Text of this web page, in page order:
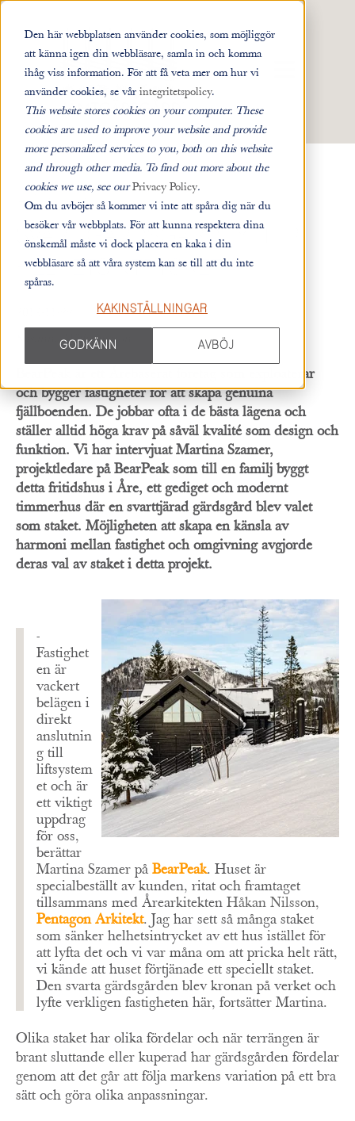
Den här webbplatsen använder cookies, som möjliggör
att känna igen din webbläsare, samla in och komma
ihåg viss information. För att få veta mer om hur vi
använder cookies, se vår integritetspolicy.
This website stores cookies on your computer. These
cookies are used to improve your website and provide
more personalized services to you, both on this website
and through other media. To find out more about the
cookies we use, see ourPrivacy Policy.
Om du avböjer så kommer vi inte att spåra dig när du
besöker vår webbplats. För att kunna respektera dina
önskemål måste vi dock placera en kaka i din
webbläsare så att våra system kan se till att du inte
spåras.
KAKINSTÄLLNINGAR
GODKÄNN AVBÖJ
Alla inlägg
SVART GÄRDSGÅRD LYFTER
HELHETSINTRYCKET
Susanne Wilhelmsson
BearPeak är ett Årebaserat företag som exploaterar
och bygger fastigheter för att skapa genuina
fjällboenden. De jobbar ofta i de bästa lägena och
ställer alltid höga krav på såväl kvalité som design och
funktion. Vi har intervjuat Martina Szamer,
projektledare på BearPeak som till en familj byggt
detta fritidshus i Åre, ett gediget och modernt
timmerhus där en svarttjärad gärdsgård blev valet
som staket. Möjligheten att skapa en känsla av
harmoni mellan fastighet och omgivning avgjorde
deras val av staket i detta projekt.
-
Fastighet
en är
vackert
belägen i
direkt
anslutnin
g till
liftsystem
et och är
ett viktigt
uppdrag
för oss,
berättar
Martina Szamer på BearPeak. Huset är
specialbeställt av kunden, ritat och framtaget
tillsammans med Årearkitekten Håkan Nilsson,
Pentagon Arkitekt. Jag har sett så många staket
som sänker helhetsintrycket av ett hus istället för
att lyfta det och vi var måna om att pricka helt rätt,
vi kände att huset förtjänade ett speciellt staket.
Den svarta gärdsgården blev kronan på verket och
lyfte verkligen fastigheten här, fortsätter Martina.
Olika staket har olika fördelar och när terrängen är
brant sluttande eller kuperad har gärdsgården fördelar
genom att det går att följa markens variation på ett bra
sätt och göra olika anpassningar.